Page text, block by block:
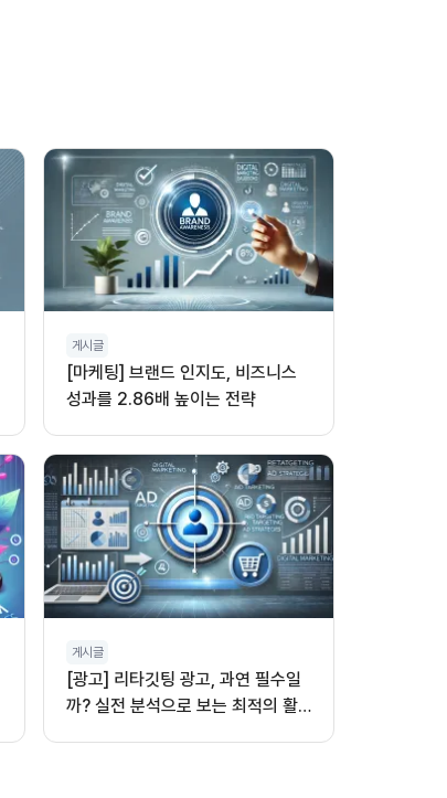
게시글
[마케팅] 브랜드 인지도, 비즈니스
성과를 2.86배 높이는 전략
게시글
[광고] 리타깃팅 광고, 과연 필수일
까? 실전 분석으로 보는 최적의 활